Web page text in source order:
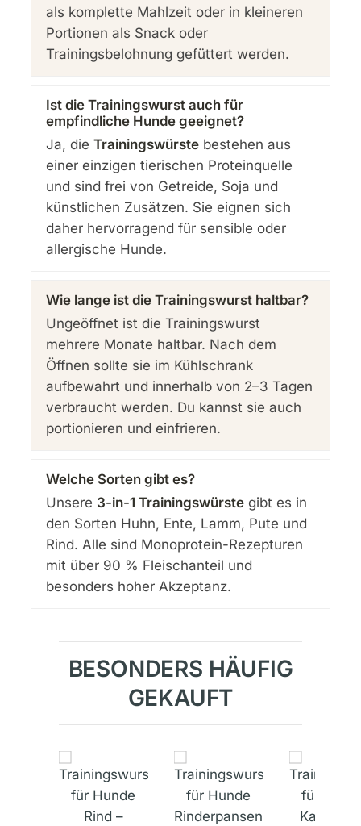
als komplette Mahlzeit oder in kleineren
Portionen als Snack oder
Trainingsbelohnung gefüttert werden.
Ist die Trainingswurst auch für
empfindliche Hunde geeignet?
Ja, dieTrainingswürste bestehen aus
einer einzigen tierischen Proteinquelle
und sind frei von Getreide, Soja und
künstlichen Zusätzen. Sie eignen sich
daher hervorragend für sensible oder
allergische Hunde.
Wie lange ist die Trainingswurst haltbar?
Ungeöffnet ist die Trainingswurst
mehrere Monate haltbar. Nach dem
Öffnen sollte sie im Kühlschrank
aufbewahrt und innerhalb von 2–3 Tagen
verbraucht werden. Du kannst sie auch
portionieren und einfrieren.
Welche Sorten gibt es?
Unsere 3-in-1 Trainingswürste gibt es in
den Sorten Huhn, Ente, Lamm, Pute und
Rind. Alle sind Monoprotein-Rezepturen
mit über 90 % Fleischanteil und
besonders hoher Akzeptanz.
BESONDERS HÄUFIG
GEKAUFT